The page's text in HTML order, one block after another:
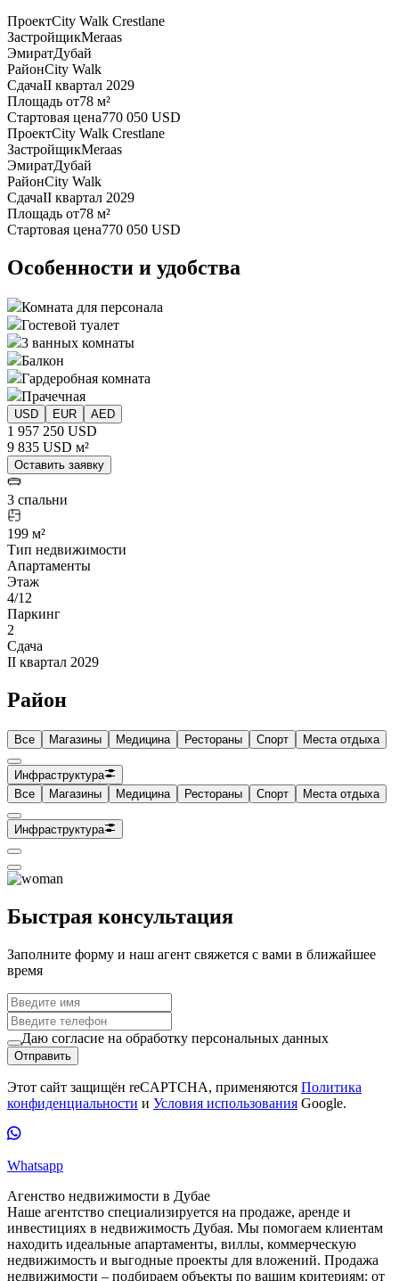
ПроектCity Walk Crestlane
ЗастройщикMeraas
ЭмиратДубай
РайонCity Walk
СдачаII квартал 2029
Площадь от78 м²
Стартовая цена770 050 USD
ПроектCity Walk Crestlane
ЗастройщикMeraas
ЭмиратДубай
РайонCity Walk
СдачаII квартал 2029
Площадь от78 м²
Стартовая цена770 050 USD
Особенности и удобства
Комната для персонала
Гостевой туалет
3 ванных комнаты
Балкон
Гардеробная комната
Прачечная
USD EUR AED
1 957 250 USD
9 835 USD м²
Оставить заявку
3 спальни
199 м²
Тип недвижимости
Апартаменты
Этаж
4/12
Паркинг
2
Сдача
II квартал 2029
Район
Все Магазины Медицина Рестораны Спорт Места отдыха
Инфраструктура
Все
Магазины Медицина Рестораны Спорт Места отдыха
Инфраструктура
Быстрая консультация
Заполните форму и наш агент свяжется с вами в ближайшее
время
Даю согласие на обработку персональных данных
Отправить
Этот сайт защищён reCAPTCHA, применяются Политика
конфиденциальности и Условия использования Google.
Whatsapp
Агенство недвижимости в Дубае
Наше агентство специализируется на продаже, аренде и
инвестициях в недвижимость Дубая. Мы помогаем клиентам
находить идеальные апартаменты, виллы, коммерческую
недвижимость и выгодные проекты для вложений. Продажа
недвижимости – подбираем объекты по вашим критериям: от